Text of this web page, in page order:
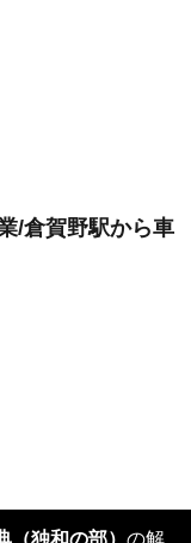
/倉賀野駅から車
独和の部） の解